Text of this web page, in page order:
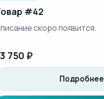
#42
скоро появится.
750 ₽
Подробнее